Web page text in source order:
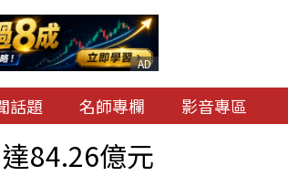
AD
話題 名師專欄 影音專區
84.26億元